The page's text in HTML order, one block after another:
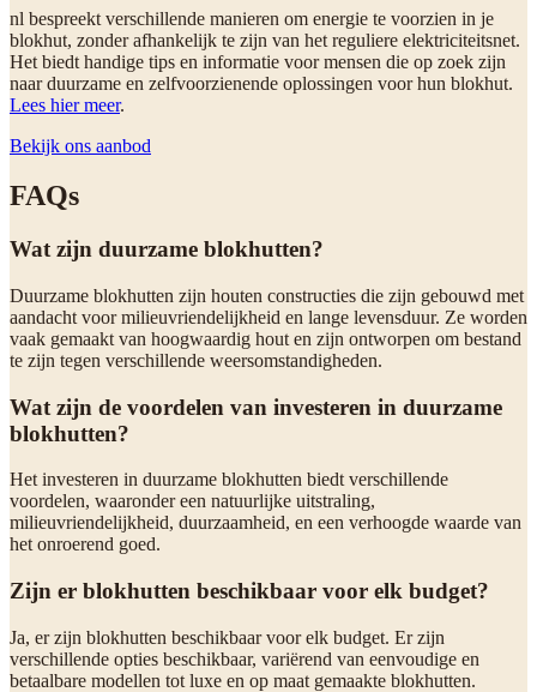
nl bespreekt verschillende manieren om energie te voorzien in je
blokhut, zonder afhankelijk te zijn van het reguliere elektriciteitsnet.
Het biedt handige tips en informatie voor mensen die op zoek zijn
naar duurzame en zelfvoorzienende oplossingen voor hun blokhut.
Lees hier meer.
Bekijk ons aanbod
FAQs
Wat zijn duurzame blokhutten?
Duurzame blokhutten zijn houten constructies die zijn gebouwd met
aandacht voor milieuvriendelijkheid en lange levensduur. Ze worden
vaak gemaakt van hoogwaardig hout en zijn ontworpen om bestand
te zijn tegen verschillende weersomstandigheden.
Wat zijn de voordelen van investeren in duurzame
blokhutten?
Het investeren in duurzame blokhutten biedt verschillende
voordelen, waaronder een natuurlijke uitstraling,
milieuvriendelijkheid, duurzaamheid, en een verhoogde waarde van
het onroerend goed.
Zijn er blokhutten beschikbaar voor elk budget?
Ja, er zijn blokhutten beschikbaar voor elk budget. Er zijn
verschillende opties beschikbaar, variërend van eenvoudige en
betaalbare modellen tot luxe en op maat gemaakte blokhutten.